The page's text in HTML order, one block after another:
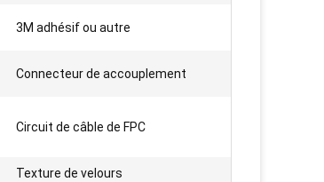
3M adhésif ou autre
Connecteur de accouplement
Circuit de câble de FPC
Texture de velours